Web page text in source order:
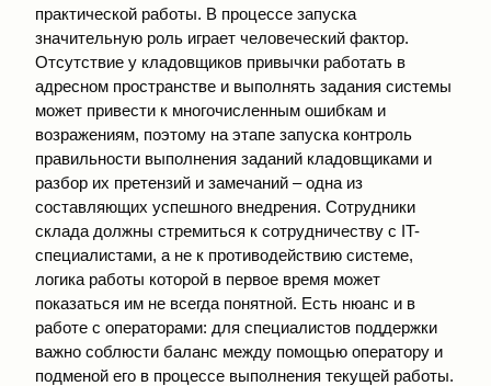
практической работы. В процессе запуска
значительную роль играет человеческий фактор.
Отсутствие у кладовщиков привычки работать в
адресном пространстве и выполнять задания системы
может привести к многочисленным ошибкам и
возражениям, поэтому на этапе запуска контроль
правильности выполнения заданий кладовщиками и
разбор их претензий и замечаний – одна из
составляющих успешного внедрения. Сотрудники
склада должны стремиться к сотрудничеству с IT-
специалистами, а не к противодействию системе,
логика работы которой в первое время может
показаться им не всегда понятной. Есть нюанс и в
работе с операторами: для специалистов поддержки
важно соблюсти баланс между помощью оператору и
подменой его в процессе выполнения текущей работы.